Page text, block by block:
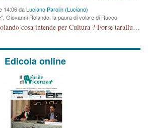
14:06 daLuciano Parolin (Luciano)
Giovanni Rolando: la paura di volare di Rucco
Vorrei sapere dal C.C. Rolando cosa intende per Cultura ? Forse tarallucci, vino e sagre, o spaghetti tricolori del PD ? Il continuo (s)parlare della mostra a Palazzo Chiericati caro consigliere DANNEGGIA FORTEMENTE l'immagine della città TUTTA e fa deviare i consensi che in RUSSIA (badi bene ex U.R.S.S.) sono ECCELLENTI. A livello artistico l'evento è di alta Valenza culturale, COMPITO di Tutta la Cittadinanza fare il possibile per propagandare l'iniziativa senza farne UN CASO PARTITICO come fa Lei da sempre. Meno Gazebo + Partecipazione! E così sia. Amen.
Edicola online